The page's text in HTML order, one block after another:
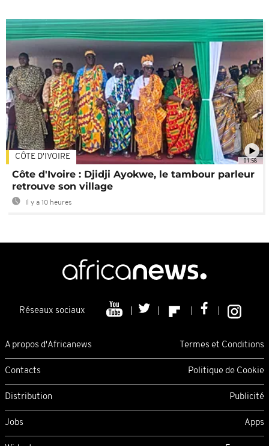
01:58
CÔTE D'IVOIRE
Côte d'Ivoire : Djidji Ayokwe, le tambour parleur
retrouve son village
Il y a 10 heures
Réseaux sociaux
A propos d'Africanews Termes et Conditions
Contacts Politique de Cookie
Distribution Publicité
Jobs Apps